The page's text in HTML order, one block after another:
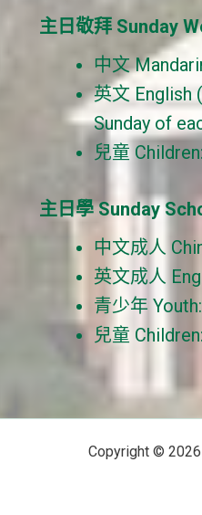
主日敬拜 Sunday
中文
英文 English
Sunday of
兒童
主日學 Sunday
中文成人
英文成人
青少年
兒童
Copyright ©